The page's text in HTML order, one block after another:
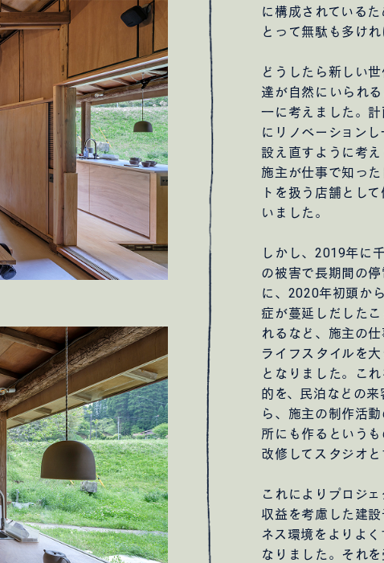
に構成されている
とって無駄も多けれ
どうしたら新しい
達が自然にいられ
一に考えました。
にリノベーション
設え直すように考
施主が仕事で知っ
トを扱う店舗とし
いました。
しかし、2019年に
の被害で長期間の
に、2020年初頭か
症が蔓延しだした
れるなど、施主の
ライフスタイルを
となりました。こ
的を、民泊などの
ら、施主の制作活
所にも作るという
改修してスタジオと
これによりプロジ
収益を考慮した建
ネス環境をよりよ
なりました。それ